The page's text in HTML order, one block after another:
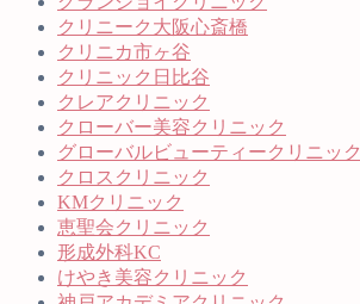
クリニーク大阪心斎橋
クリニカ市ヶ谷
クリニック日比谷
クレアクリニック
クローバー美容クリニック
グローバルビューティークリニック
クロスクリニック
KMクリニック
恵聖会クリニック
形成外科KC
けやき美容クリニック